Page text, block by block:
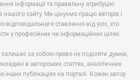
інформації та правильну атрибуцію
нашого сайту. Ми цінуємо працю авторів і
відповідального ставлення від усіх, хто
у професійних чи інформаційних цілях.
за собою право не поділяти думки,
в авторських статтях, аналітичних
інших публікаціях на порталі. Кожен автор